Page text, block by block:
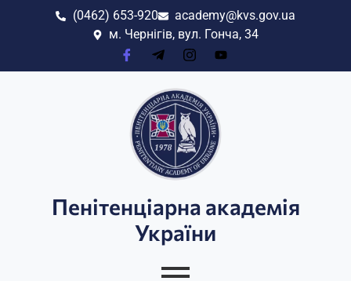
(0462) 653-920
academy@kvs.gov.ua
м. Чернігів, вул. Гонча, 34
Пенітенціарна академія
України